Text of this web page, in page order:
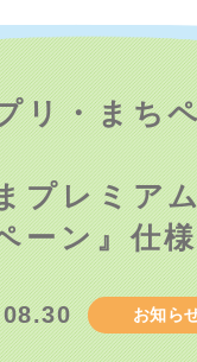
リ・まち
プレミア
ーン』仕
お知ら